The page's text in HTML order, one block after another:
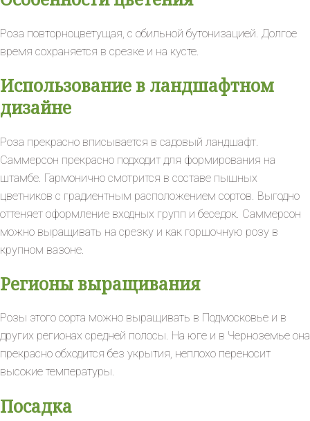
Роза повторноцветущая, с обильной бутонизацией. Долгое
время сохраняется в срезке и на кусте.
Использование в ландшафтном
дизайне
Роза прекрасно вписывается в садовый ландшафт.
Саммерсон прекрасно подходит для формирования на
штамбе. Гармонично смотрится в составе пышных
цветников с градиентным расположением сортов. Выгодно
оттеняет оформление входных групп и беседок. Саммерсон
можно выращивать на срезку и как горшочную розу в
крупном вазоне.
Регионы выращивания
Розы этого сорта можно выращивать в Подмосковье и в
других регионах средней полосы. На юге и в Черноземье она
прекрасно обходится без укрытия, неплохо переносит
высокие температуры.
Посадка